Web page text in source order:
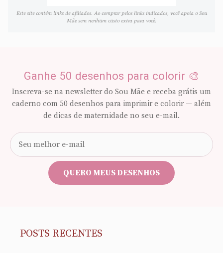
Este site contém links de afiliados. Ao comprar pelos links indicados, você apoia o Sou
Mãe sem nenhum custo extra para você.
Ganhe 50 desenhos para colorir 🎨
Inscreva-se na newsletter do Sou Mãe e receba grátis um
caderno com 50 desenhos para imprimir e colorir — além
de dicas de maternidade no seu e-mail.
e-
mail
QUERO MEUS DESENHOS
POSTS RECENTES